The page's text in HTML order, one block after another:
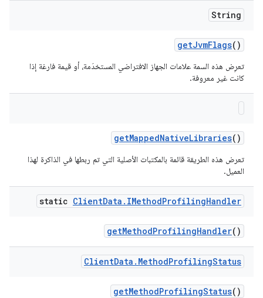
String
getJvmFlags()
تعرِض هذه السمة علامات الجهاز الافتراضي المستخدَمة، أو قيمة فارغة إذا
كانت غير معروفة.
getMappedNativeLibraries()
تعرض هذه الطريقة قائمة بالمكتبات الأصلية التي تم ربطها في الذاكرة لهذا
العميل.
static ClientData . IMethodProfilingHandler
getMethodProfilingHandler()
ClientData . MethodProfilingStatus
getMethodProfilingStatus()